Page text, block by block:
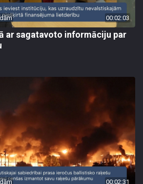
00:02:03
ar sagatavoto informāciju par
00:02:31